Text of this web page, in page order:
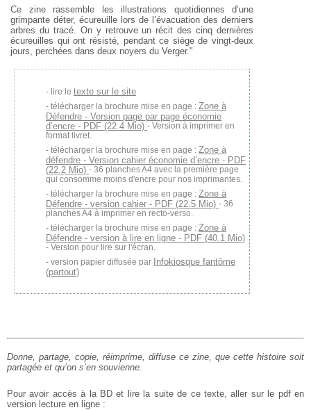
Ce zine rassemble les illustrations quotidiennes d’une
grimpante déter, écureuille lors de l’évacuation des derniers
arbres du tracé. On y retrouve un récit des cinq dernières
écureuilles qui ont résisté, pendant ce siège de vingt-deux
jours, perchées dans deux noyers du Verger."
lire le texte sur le site
télécharger la brochure mise en page : Zone à
Défendre - Version page par page économie
d’encre - PDF (22.4 Mio) - Version à imprimer en
format livret.
télécharger la brochure mise en page : Zone à
défendre - Version cahier économie d’encre - PDF
(22.2 Mio) - 36 planches A4 avec la première page
qui consomme moins d'encre pour nos imprimantes.
télécharger la brochure mise en page : Zone à
Défendre - version cahier - PDF (22.5 Mio) - 36
planches A4 à imprimer en recto-verso.
télécharger la brochure mise en page : Zone à
Défendre - version à lire en ligne - PDF (40.1 Mio)
- Version pour lire sur l'écran.
version papier diffusée par Infokiosque fantôme
(partout)
Donne, partage, copie, réimprime, diffuse ce zine, que cette histoire soit
partagée et qu’on s’en souvienne.
Pour avoir accès à la BD et lire la suite de ce texte, aller sur le pdf en
version lecture en ligne :